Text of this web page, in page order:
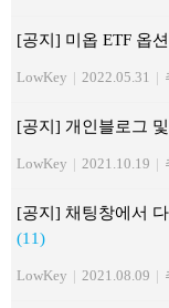
[공지] 미옵 ETF 옵
LowKey | 2022.05.31 |
[공지] 개인블로그
LowKey | 2021.10.19 |
[공지] 채팅창에서
(11)
LowKey | 2021.08.09 |